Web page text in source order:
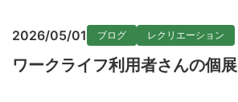
2026/05/01 ブログ レクリエーション
ワークライフ利用者さんの個展